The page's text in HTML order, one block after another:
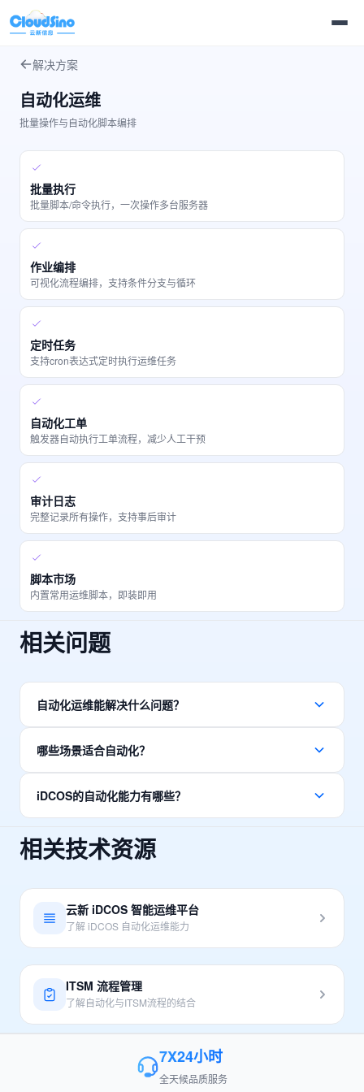
解决方案
自动化运维
批量操作与自动化脚本编排
批量执行
批量脚本/命令执行，一次操作多台服务器
作业编排
可视化流程编排，支持条件分支与循环
定时任务
支持cron表达式定时执行运维任务
自动化工单
触发器自动执行工单流程，减少人工干预
审计日志
完整记录所有操作，支持事后审计
脚本市场
内置常用运维脚本，即装即用
相关问题
自动化运维能解决什么问题？
间紧急响应困难等问题。通过自动化脚本和编排工作流，可以
将原本需要数小时的手工操作缩短到几分钟，同时降低人为误
操作风险。
哪些场景适合自动化？
批量部署、定时巡检和健康检查、备份和快照管理、证书更新
和密钥轮换、监控告警自动处理等高频重复性操作。
了解自动化场景
iDCOS的自动化能力有哪些？
视化作业编排、Cron定时任务、触发器联动ITSM工单、脚本市
场、以及开放API支持自定义集成。
相关技术资源
云新 iDCOS 智能运维平台
了解 iDCOS 自动化运维能力
ITSM 流程管理
了解自动化与ITSM流程的结合
7X24小时
全天候品质服务